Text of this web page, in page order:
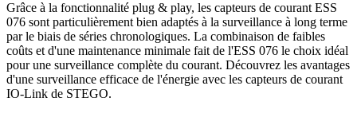
Grâce à la fonctionnalité plug & play, les capteurs de courant ESS
076 sont particulièrement bien adaptés à la surveillance à long terme
par le biais de séries chronologiques. La combinaison de faibles
coûts et d'une maintenance minimale fait de l'ESS 076 le choix idéal
pour une surveillance complète du courant. Découvrez les avantages
d'une surveillance efficace de l'énergie avec les capteurs de courant
IO-Link de STEGO.